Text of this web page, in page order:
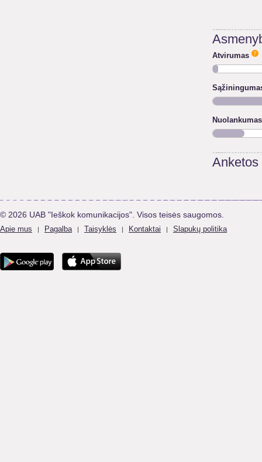
Atvirumas
Nuolankumas
Anketos
© 2026 UAB "Ieškok komunikacijos". Visos teisės saugomos.
Apie mus | Pagalba | Taisyklės | Kontaktai | Slapukų politika